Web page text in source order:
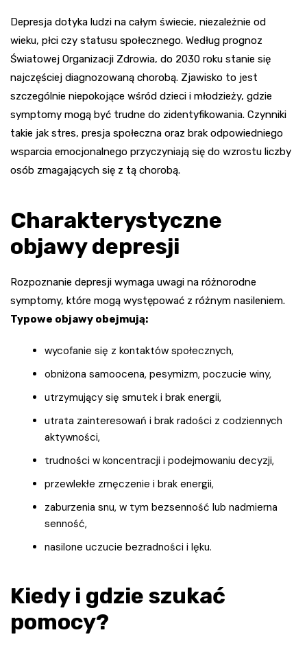
Depresja dotyka ludzi na całym świecie, niezależnie od
wieku, płci czy statusu społecznego. Według prognoz
Światowej Organizacji Zdrowia, do 2030 roku stanie się
najczęściej diagnozowaną chorobą. Zjawisko to jest
szczególnie niepokojące wśród dzieci i młodzieży, gdzie
symptomy mogą być trudne do zidentyfikowania. Czynniki
takie jak stres, presja społeczna oraz brak odpowiedniego
wsparcia emocjonalnego przyczyniają się do wzrostu liczby
osób zmagających się z tą chorobą.
Charakterystyczne
objawy depresji
Rozpoznanie depresji wymaga uwagi na różnorodne
symptomy, które mogą występować z różnym nasileniem.
Typowe objawy obejmują:
wycofanie się z kontaktów społecznych,
obniżona samoocena, pesymizm, poczucie winy,
utrzymujący się smutek i brak energii,
utrata zainteresowań i brak radości z codziennych
aktywności,
trudności w koncentracji i podejmowaniu decyzji,
przewlekłe zmęczenie i brak energii,
zaburzenia snu, w tym bezsenność lub nadmierna
senność,
nasilone uczucie bezradności i lęku.
Kiedy i gdzie szukać
pomocy?